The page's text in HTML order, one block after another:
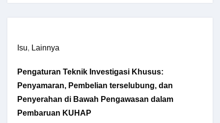
Isu, Lainnya
Pengaturan Teknik Investigasi Khusus:
Penyamaran, Pembelian terselubung, dan
Penyerahan di Bawah Pengawasan dalam
Pembaruan KUHAP